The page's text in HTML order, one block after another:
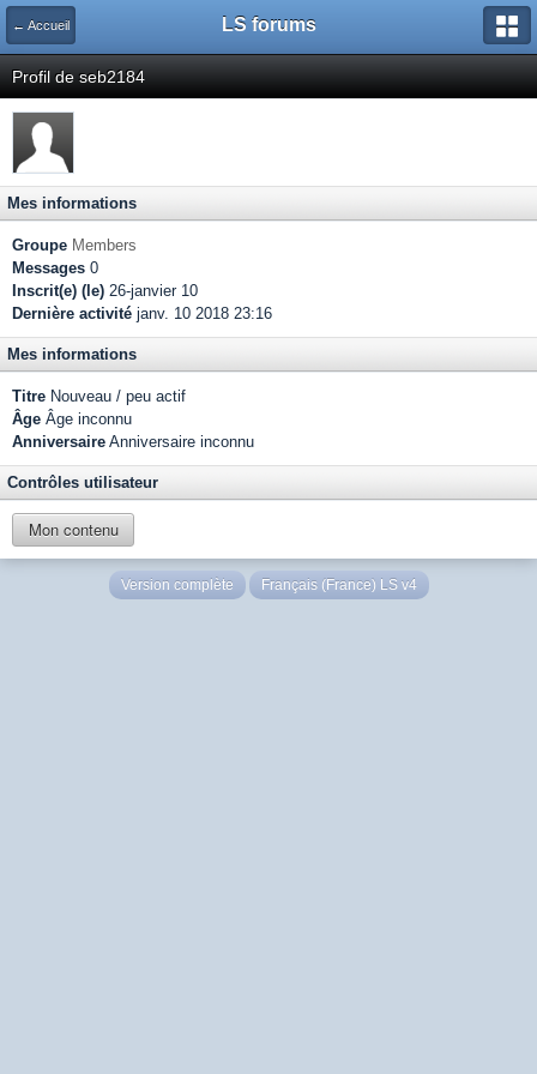
← Accueil LS forums
Profil de seb2184
Mes informations
Groupe Members
Messages 0
Inscrit(e) (le) 26-janvier 10
Dernière activité janv. 10 2018 23:16
Mes informations
Titre Nouveau / peu actif
Âge Âge inconnu
Anniversaire Anniversaire inconnu
Contrôles utilisateur
Mon contenu
Version complète Français (France) LS v4